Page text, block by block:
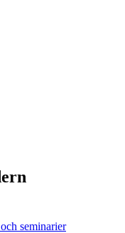
seminarier